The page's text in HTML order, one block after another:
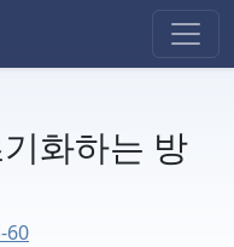
화하는 방
60